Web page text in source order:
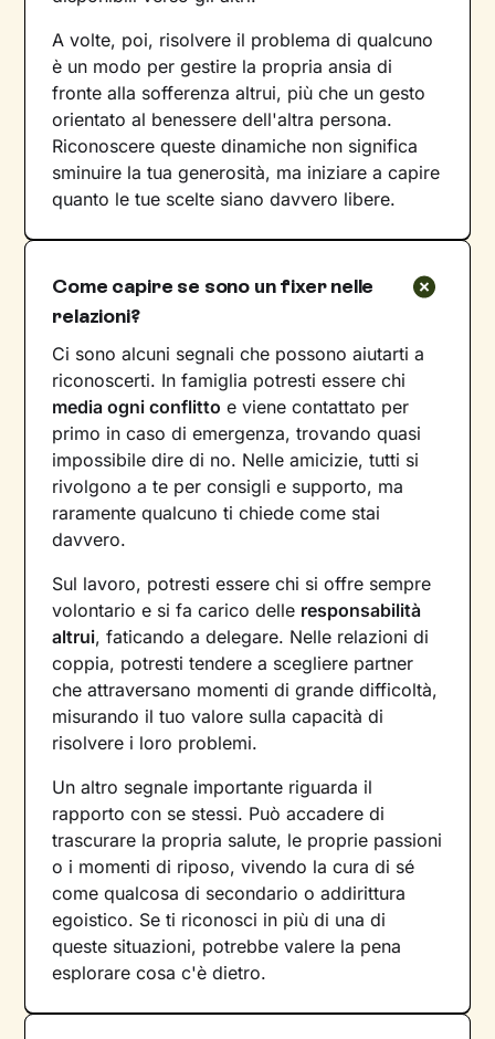
A volte, poi, risolvere il problema di qualcuno
è un modo per gestire la propria ansia di
fronte alla sofferenza altrui, più che un gesto
orientato al benessere dell'altra persona.
Riconoscere queste dinamiche non significa
sminuire la tua generosità, ma iniziare a capire
quanto le tue scelte siano davvero libere.
Come capire se sono un fixer nelle
relazioni?
Ci sono alcuni segnali che possono aiutarti a
riconoscerti. In famiglia potresti essere chi
media ogni conflitto e viene contattato per
primo in caso di emergenza, trovando quasi
impossibile dire di no. Nelle amicizie, tutti si
rivolgono a te per consigli e supporto, ma
raramente qualcuno ti chiede come stai
davvero.
Sul lavoro, potresti essere chi si offre sempre
volontario e si fa carico delle responsabilità
altrui, faticando a delegare. Nelle relazioni di
coppia, potresti tendere a scegliere partner
che attraversano momenti di grande difficoltà,
misurando il tuo valore sulla capacità di
risolvere i loro problemi.
Un altro segnale importante riguarda il
rapporto con se stessi. Può accadere di
trascurare la propria salute, le proprie passioni
o i momenti di riposo, vivendo la cura di sé
come qualcosa di secondario o addirittura
egoistico. Se ti riconosci in più di una di
queste situazioni, potrebbe valere la pena
esplorare cosa c'è dietro.